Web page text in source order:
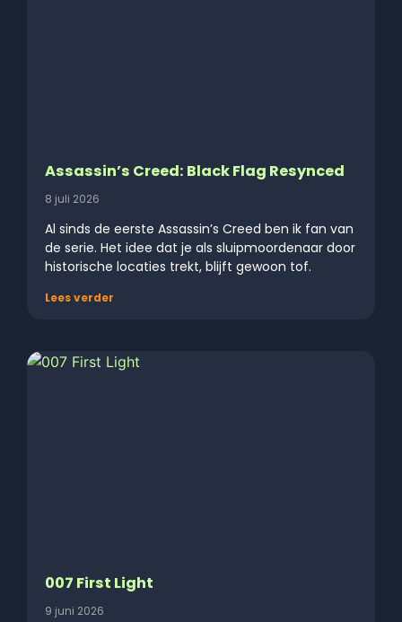
Assassin’s Creed: Black Flag Resynced
8 juli 2026
Al sinds de eerste Assassin’s Creed ben ik fan van
de serie. Het idee dat je als sluipmoordenaar door
historische locaties trekt, blijft gewoon tof.
Lees verder
007 First Light
9 juni 2026